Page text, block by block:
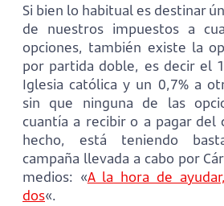
Si bien lo habitual es destinar
de nuestros impuestos a
opciones, también existe la
por partida doble, es decir el
Iglesia católica y un 0,7% a
sin que ninguna de las
cuantía a recibir o a pagar del
hecho, está teniendo
campaña llevada a cabo por
medios: «A la hora de
dos«.